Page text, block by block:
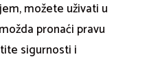
možete uživati u
pronaći pravu
sigurnosti i